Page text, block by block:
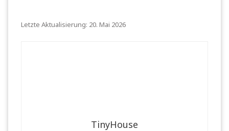
Letzte Aktualisierung: 20. Mai 2026
TinyHouse